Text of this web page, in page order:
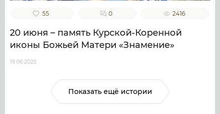
55 0 2416
20 июня – память Курской-Коренной
иконы Божьей Матери «Знамение»
19.06.2025
Показать ещё истории